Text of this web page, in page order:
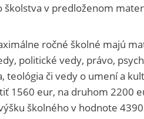
školstva v predloženom
ročné školné majú
politické vedy, právo,
teológia či vedy o umení a
1560 eur, na druhom 2200
školného v hodnote